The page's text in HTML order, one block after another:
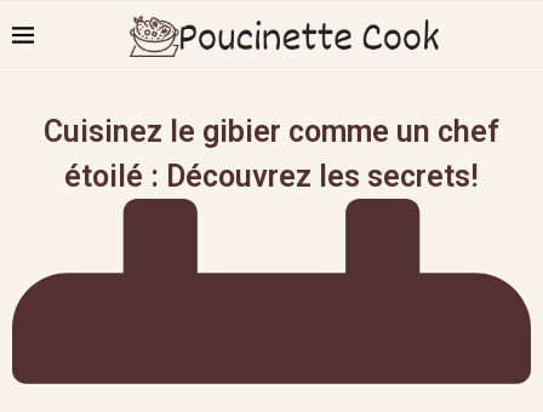
Cuisinez le gibier comme un chef
étoilé : Découvrez les secrets!